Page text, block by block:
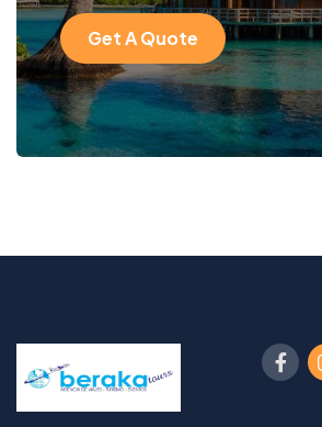
Get A Quote